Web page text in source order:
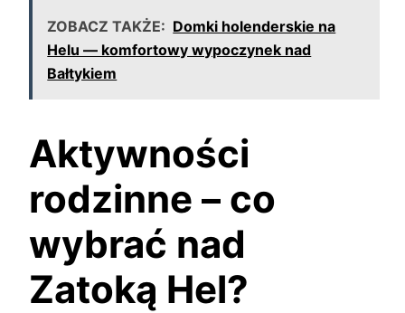
ZOBACZ TAKŻE: Domki holenderskie na
Helu — komfortowy wypoczynek nad
Bałtykiem
Aktywności
rodzinne – co
wybrać nad
Zatoką Hel?